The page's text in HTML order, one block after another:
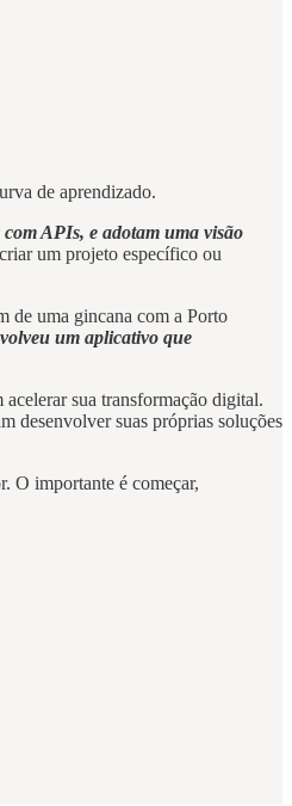
de aprendizado.
APIs, e adotam uma visão
um projeto específico ou
de uma gincana com a Porto
um aplicativo que
sua transformação digital.
desenvolver suas próprias soluções
O importante é começar,